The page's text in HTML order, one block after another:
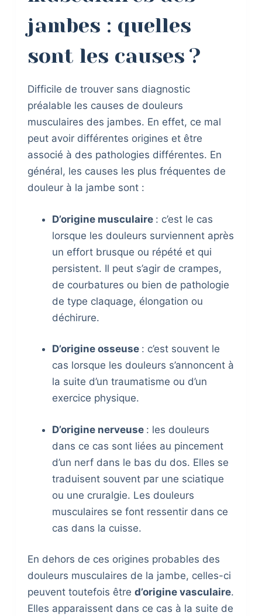
jambes : quelles
sont les causes ?
Difficile de trouver sans diagnostic
préalable les causes de douleurs
musculaires des jambes. En effet, ce mal
peut avoir différentes origines et être
associé à des pathologies différentes. En
général, les causes les plus fréquentes de
douleur à la jambe sont :
D’origine musculaire : c’est le cas
lorsque les douleurs surviennent après
un effort brusque ou répété et qui
persistent. Il peut s’agir de crampes,
de courbatures ou bien de pathologie
de type claquage, élongation ou
déchirure.
D’origine osseuse : c’est souvent le
cas lorsque les douleurs s’annoncent à
la suite d’un traumatisme ou d’un
exercice physique.
D’origine nerveuse : les douleurs
dans ce cas sont liées au pincement
d’un nerf dans le bas du dos. Elles se
traduisent souvent par une sciatique
ou une cruralgie. Les douleurs
musculaires se font ressentir dans ce
cas dans la cuisse.
En dehors de ces origines probables des
douleurs musculaires de la jambe, celles-ci
peuvent toutefois être d’origine vasculaire.
Elles apparaissent dans ce cas à la suite de